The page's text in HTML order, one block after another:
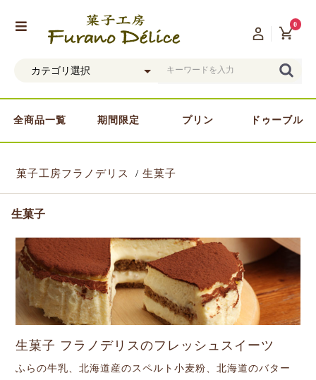
0
全商品一覧 期間限定 プリン ドゥーブル
菓子工房フラノデリス 生菓子
生菓子
生菓子 フラノデリスのフレッシュスイーツ
ふらの牛乳、北海道産のスペルト小麦粉、北海道のバター